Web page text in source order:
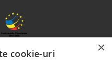
×
cookie-uri